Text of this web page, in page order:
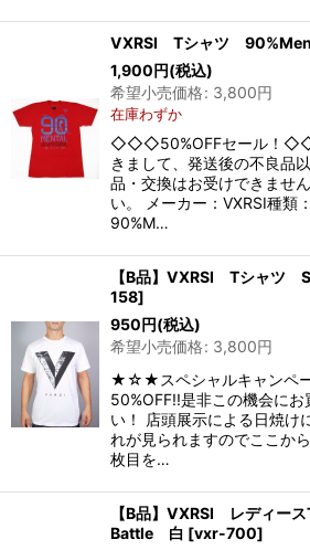
VXRSI Tシャツ
1,900円(税込)
希望小売価格: 3,800円
在庫わずか
◇◇◇50%OFFセール！
きまして、発送後の不良品
品・交換はお受けできませ
い。 メーカー：VXRSI種類
90%M…
【B品】VXRSI Tシャツ
158]
950円(税込)
希望小売価格: 3,800円
★☆★スペシャルキャンペ
50%OFF!!是非この機会にお
い！ 店頭展示による日焼け
れが見られますのでここか
枚目を…
【B品】VXRSI レディー
Battle 白 [vxr-700]